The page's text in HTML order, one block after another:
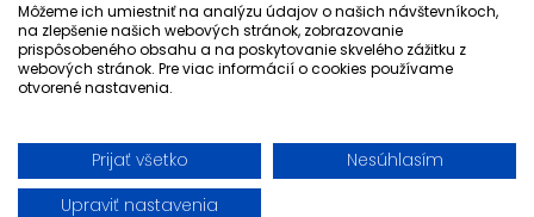
© 2026 FORFANSHOP | Všetky práva vyhradené
Môžeme ich umiestniť na analýzu údajov o našich návštevníkoch,
na zlepšenie našich webových stránok, zobrazovanie
prispôsobeného obsahu a na poskytovanie skvelého zážitku z
webových stránok. Pre viac informácií o cookies používame
otvorené nastavenia.
Prijať všetko
Nesúhlasím
Upraviť nastavenia